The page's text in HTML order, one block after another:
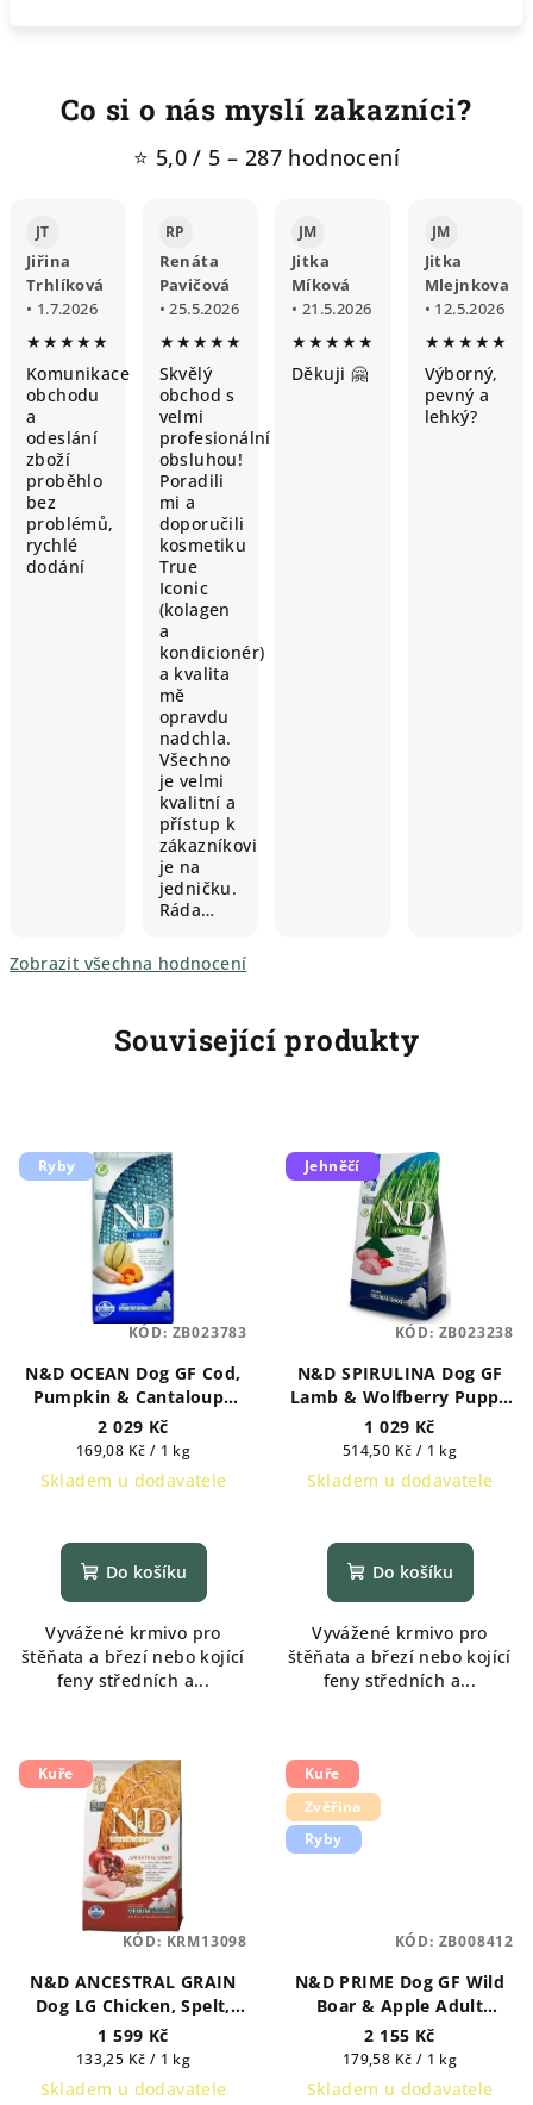
Co si o nás myslí zakazníci?
⭐ 5,0 / 5 – 287 hodnocení
JT
Jiřina
Trhlíková
• 1.7.2026
★★★★★
Komunikace
obchodu
a
odeslání
zboží
proběhlo
bez
problémů,
rychlé
dodání
RP
Renáta
Pavičová
• 25.5.2026
★★★★★
Skvělý
obchod s
velmi
profesionální
obsluhou!
Poradili
mi a
doporučili
kosmetiku
True
Iconic
(kolagen
a
kondicionér)
a kvalita
mě
opravdu
nadchla.
Všechno
je velmi
kvalitní a
přístup k
zákazníkovi
je na
jedničku.
Ráda…
JM
Jitka
Míková
• 21.5.2026
★★★★★
Děkuji 🤗
JM
Jitka
Mlejnkova
• 12.5.2026
★★★★★
Výborný,
pevný a
lehký?
Zobrazit všechna hodnocení
Související produkty
Ryby
N&D OCEAN Dog GF Cod,
Pumpkin & Cantaloupe
Melon Puppy Medium &
Maxi 12 kg
2 029 Kč
Měrná
cena:
169,08 Kč / 1 kg
Skladem u dodavatele
Do košíku
Vyvážené krmivo pro
štěňata a březí nebo kojící
feny středních a...
KÓD: ZB023783
Jehněčí
N&D SPIRULINA Dog GF
Lamb & Wolfberry Puppy
Medium & Maxi 2 kg
1 029 Kč
Měrná
cena:
514,50 Kč / 1 kg
Skladem u dodavatele
Do košíku
Vyvážené krmivo pro
štěňata a březí nebo kojící
feny středních a...
KÓD: ZB023238
Kuře
N&D ANCESTRAL GRAIN
Dog LG Chicken, Spelt,
Oats & Pomegranate
Puppy Medium & Maxi 12
1 599 Kč
Měrná
cena:
133,25 Kč / 1 kg
Skladem u dodavatele
KÓD: KRM13098
Kuře
Zvěřina
Ryby
N&D PRIME Dog GF Wild
Boar & Apple Adult
Medium & Maxi 12 kg
2 155 Kč
Měrná
cena:
179,58 Kč / 1 kg
Skladem u dodavatele
KÓD: ZB008412